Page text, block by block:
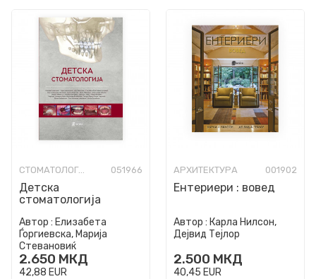
СТОМАТОЛОГИЈА 051966
Детска
стоматологија
Автор : Елизабета
Ѓоргиевска, Марија
Стевановиќ
2.650 МКД
42,88 EUR
АРХИТЕКТУРА 001902
Ентериери : вовед
Автор : Карла Нилсон,
Дејвид Тејлор
2.500 МКД
40,45 EUR